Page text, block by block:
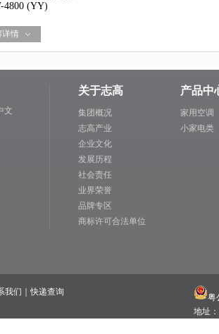
4800 (YY)
详情
文
关于志高
集团概况
志高产业
企业文化
发展历程
社会责任
业界荣誉
品牌专区
商标许可合法单位
产品中
家用空调
小家电类
我们 ｜快递查询
粤
地址